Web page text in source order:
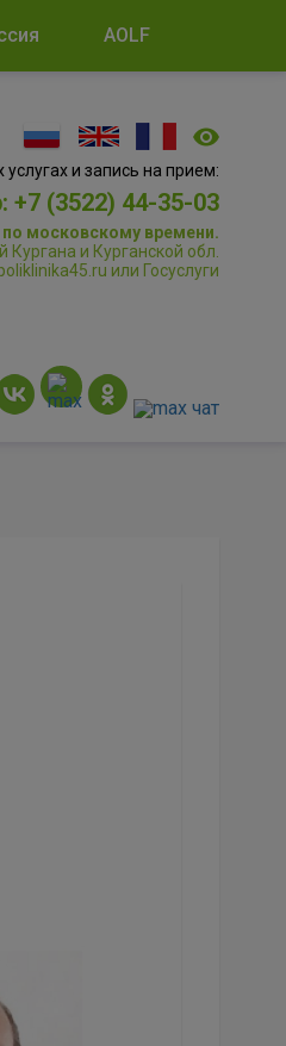
AOLF
и запись на прием:
+7 (3522) 44-35-03
по московскому времени.
и Курганской обл.
или Госуслуги